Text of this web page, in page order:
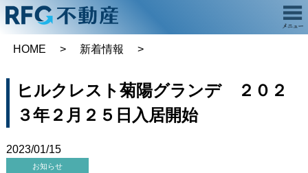
HOME 新着情報
ヒルクレスト菊陽グランデ ２０２
３年２月２５日入居開始
2023/01/15
お知らせ